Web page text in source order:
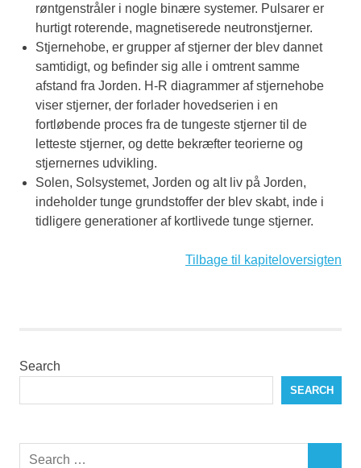
røntgenstråler i nogle binære systemer. Pulsarer er
hurtigt roterende, magnetiserede neutronstjerner.
Stjernehobe, er grupper af stjerner der blev dannet
samtidigt, og befinder sig alle i omtrent samme
afstand fra Jorden. H-R diagrammer af stjernehobe
viser stjerner, der forlader hovedserien i en
fortløbende proces fra de tungeste stjerner til de
letteste stjerner, og dette bekræfter teorierne og
stjernernes udvikling.
Solen, Solsystemet, Jorden og alt liv på Jorden,
indeholder tunge grundstoffer der blev skabt, inde i
tidligere generationer af kortlivede tunge stjerner.
Tilbage til kapiteloversigten
Search
SEARCH
Search